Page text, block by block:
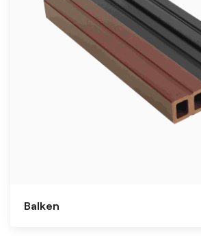
Balken